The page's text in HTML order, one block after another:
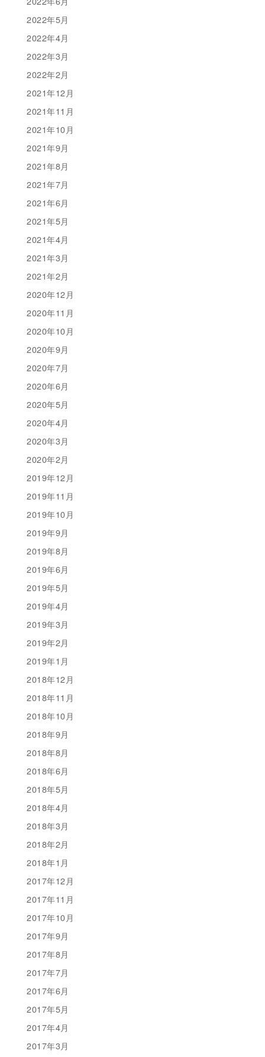
2022年5月
2022年4月
2022年3月
2022年2月
2021年12月
2021年11月
2021年10月
2021年9月
2021年8月
2021年7月
2021年6月
2021年5月
2021年4月
2021年3月
2021年2月
2020年12月
2020年11月
2020年10月
2020年9月
2020年7月
2020年6月
2020年5月
2020年4月
2020年3月
2020年2月
2019年12月
2019年11月
2019年10月
2019年9月
2019年8月
2019年6月
2019年5月
2019年4月
2019年3月
2019年2月
2019年1月
2018年12月
2018年11月
2018年10月
2018年9月
2018年8月
2018年6月
2018年5月
2018年4月
2018年3月
2018年2月
2018年1月
2017年12月
2017年11月
2017年10月
2017年9月
2017年8月
2017年7月
2017年6月
2017年5月
2017年4月
2017年3月